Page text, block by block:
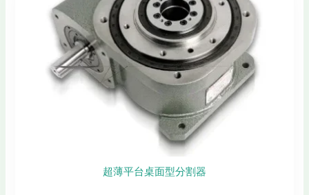
超薄平台桌面型分割器